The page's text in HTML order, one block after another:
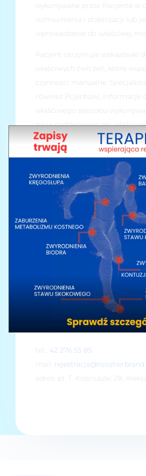
wykonywane przez Pacjenta w
wzmocnienia i stabilizacji lub
wprowadzenie do właściwej
Pacjent otrzymuje wskazówki
właściwych ćwiczeń, które
czynności manualne.
również Pcjentowi, informacje
właściwego sposobu
życia codziennego np.
spania, podnoszenia ciężkich
siedzenia oraz zestawy
W skład indywidualnej terapii
Metoda PNF
Terapia tkanek miękkich
Mobilizacja blizn
Poizometryczna relaksacja
Neuromobilizacje
Ćwiczenia bierne i czynno-
Ćwiczenia wzmacniające
Gimnastyka korekcyjna
tel.: 42 276 55 85
mail:
adres: pl. T. Kościuszki 28,